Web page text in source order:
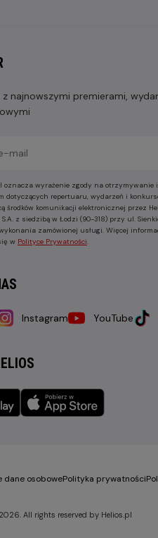
z najnowszymi premierami,
oznacza wyrażenie zgody na
dotyczących repertuaru, wydarzeń i
środków komunikacji elektronicznej przez
z siedzibą w Łodzi (90-318) przy ul.
zamówionej usługi. Więcej
w Polityce Prywatności
Instagram YouTube
dane osobowePolityka prywatności
All rights reserved by Helios.pl